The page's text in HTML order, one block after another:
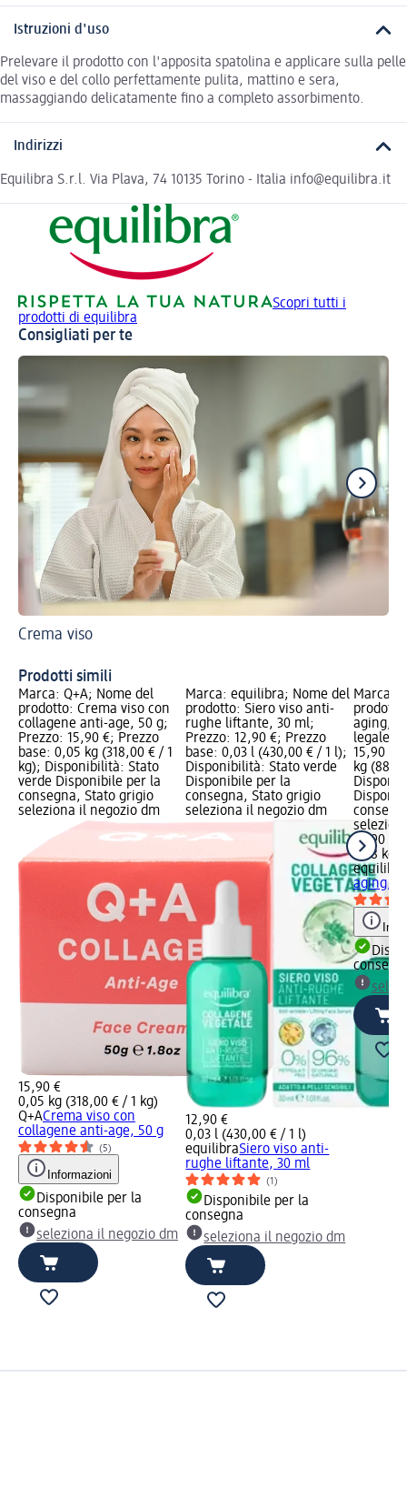
Istruzioni d'uso
Prelevare il prodotto con l'apposita spatolina e applicare sulla pelle
del viso e del collo perfettamente pulita, mattino e sera,
massaggiando delicatamente fino a completo assorbimento.
Indirizzi
Equilibra S.r.l. Via Plava, 74 10135 Torino - Italia info@equilibra.it
Scopri tutti i
prodotti di equilibra
Consigliati per te
Crema viso
Prodotti simili
Marca: Q+A; Nome del
prodotto: Crema viso con
collagene anti-age, 50 g;
Prezzo: 15,90 €; Prezzo
base: 0,05 kg (318,00 € / 1
kg); Disponibilità: Stato
verde Disponibile per la
consegna, Stato grigio
seleziona il negozio dm
15,90 €
0,05 kg (318,00 € / 1 kg)
Q+ACrema viso con
collagene anti-age, 50 g
(5)
Informazioni
Disponibile per la
consegna
seleziona il negozio dm
Marca: equilibra; Nome del
prodotto: Siero viso anti-
rughe liftante, 30 ml;
Prezzo: 12,90 €; Prezzo
base: 0,03 l (430,00 € / 1 l);
Disponibilità: Stato verde
Disponibile per la
consegna, Stato grigio
seleziona il negozio dm
12,90 €
0,03 l (430,00 € / 1 l)
equilibraSiero viso anti-
rughe liftante, 30 ml
(1)
Disponibile per la
consegna
seleziona il negozio dm
Marca:
aging,
legale:
15,90 €;
kg
15,90 €
0,18 kg
equilibra
aging,